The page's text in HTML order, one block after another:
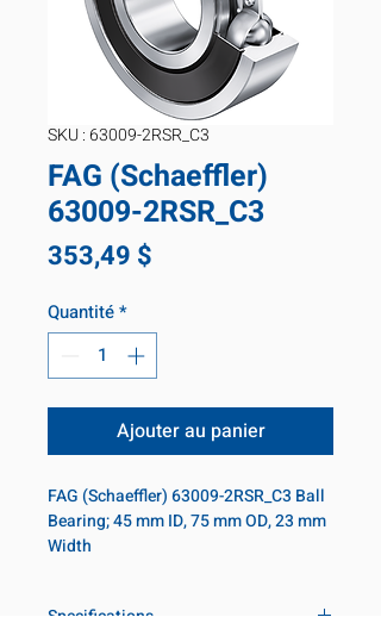
SKU : 63009-2RSR_C3
FAG (Schaeffler)
63009-2RSR_C3
353,49 $
Quantité*
Ajouter au panier
FAG (Schaeffler) 63009-2RSR_C3 Ball
Bearing; 45 mm ID, 75 mm OD, 23 mm
Width
Specifications